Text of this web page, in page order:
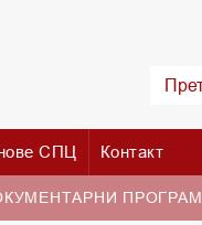
СПЦ Контакт
ПРОГРАМ